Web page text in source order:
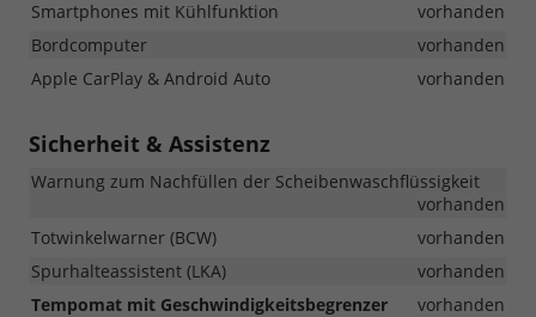
Smartphones mit Kühlfunktion
vorhanden
Bordcomputer
vorhanden
Apple CarPlay & Android Auto
vorhanden
Sicherheit & Assistenz
Warnung zum Nachfüllen der Scheibenwaschflüssigkeit
vorhanden
Totwinkelwarner (BCW)
vorhanden
Spurhalteassistent (LKA)
vorhanden
Tempomat mit Geschwindigkeitsbegrenzer
vorhanden